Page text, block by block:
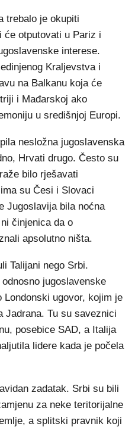
trebalo je okupiti
će otputovati u Pariz i
interese.
Kraljevstva i
na Balkanu koja će
i Mađarskoj ako
u središnjoj Europi.
nesložna jugoslavenska
Hrvati drugo. Često su
bilo rješavati
su Česi i Slovaci
Jugoslavija bila noćna
činjenica da o
apsolutno ništa.
Talijani nego Srbi.
jugoslavenske
Londonski ugovor, kojim je
Jadrana. Tu su saveznici
posebice SAD, a Italija
lidere kada je počela
zadatak. Srbi su bili
za neke teritorijalne
a splitski pravnik koji